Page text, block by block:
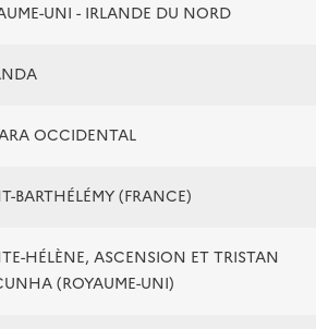
UNI - IRLANDE DU NORD
OCCIDENTAL
BARTHÉLÉMY (FRANCE)
HÉLÈNE, ASCENSION ET TRISTAN
(ROYAUME-UNI)